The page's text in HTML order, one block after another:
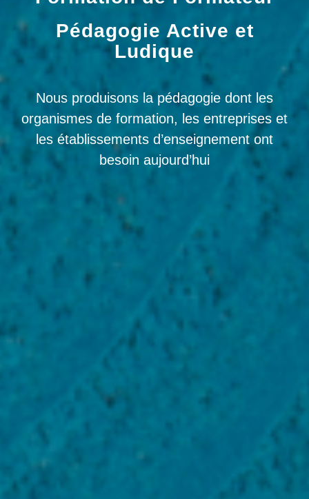
Pédagogie Active et
Ludique
Nous produisons la pédagogie dont les
organismes de formation, les entreprises et
les établissements d’enseignement ont
besoin aujourd’hui